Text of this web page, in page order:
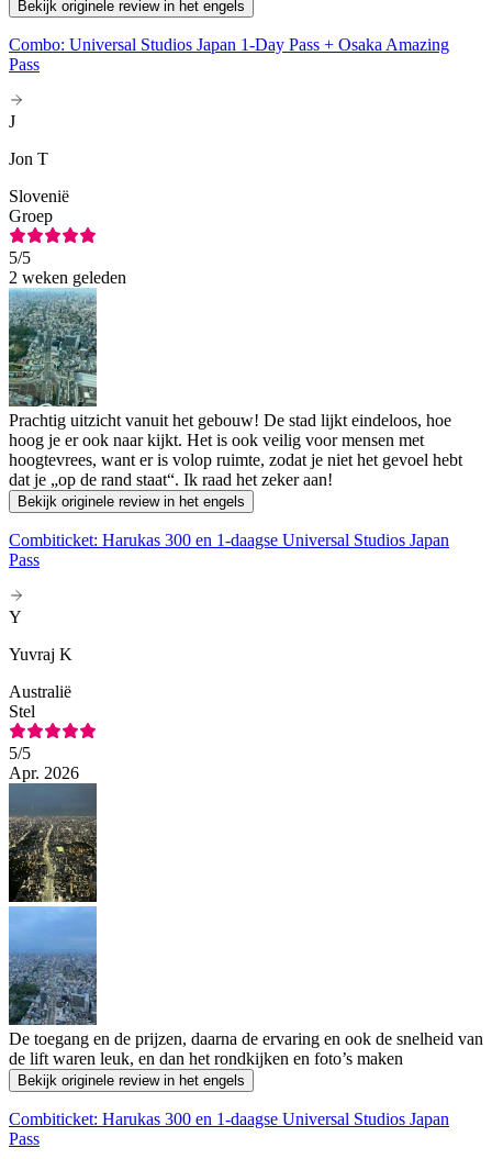
Bekijk originele review in het engels
Combo: Universal Studios Japan 1-Day Pass + Osaka Amazing
Pass
J
Jon T
Slovenië
Groep
5/5
2 weken geleden
Prachtig uitzicht vanuit het gebouw! De stad lijkt eindeloos, hoe
hoog je er ook naar kijkt. Het is ook veilig voor mensen met
hoogtevrees, want er is volop ruimte, zodat je niet het gevoel hebt
dat je „op de rand staat“. Ik raad het zeker aan!
Bekijk originele review in het engels
Combiticket: Harukas 300 en 1-daagse Universal Studios Japan
Pass
Y
Yuvraj K
Australië
Stel
5/5
Apr. 2026
De toegang en de prijzen, daarna de ervaring en ook de snelheid van
de lift waren leuk, en dan het rondkijken en foto’s maken
Bekijk originele review in het engels
Combiticket: Harukas 300 en 1-daagse Universal Studios Japan
Pass